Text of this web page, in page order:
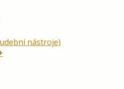
nástroje)